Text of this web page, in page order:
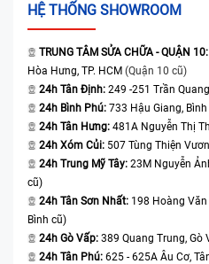
HỆ THỐNG SHOWROOM
TRUNG TÂM SỬA CHỮA - QUẬN 10:
Hòa Hưng, TP. HCM (Quận 10 cũ)
24h Tân Định: 249 -251 Trần
24h Bình Phú: 733 Hậu Giang,
24h Tân Hưng: 481A Nguyễn Thị
24h Xóm Củi: 507 Tùng Thiện
24h Trung Mỹ Tây: 23M Nguyễn
cũ)
24h Tân Sơn Nhất: 198 Hoàng Văn
Bình cũ)
24h Gò Vấp: 389 Quang Trung, Gò
24h Tân Phú: 625 - 625A Âu Cơ,